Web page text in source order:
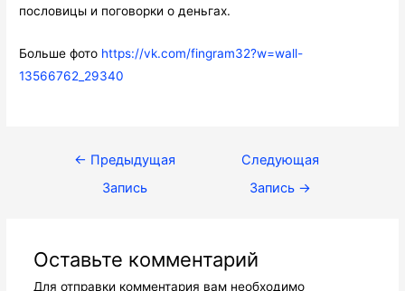
пословицы и поговорки о деньгах.
Больше фото https://vk.com/fingram32?w=wall-
13566762_29340
Навигация
← Предыдущая
Запись
Следующая
Запись →
Оставьте комментарий
Для отправки комментария вам необходимо